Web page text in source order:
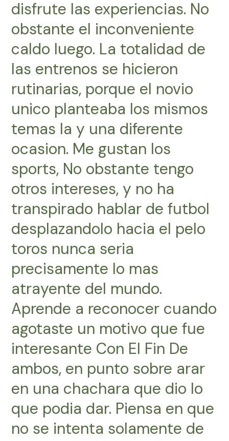
disfrute las experiencias. No
obstante el inconveniente
caldo luego. La totalidad de
las entrenos se hicieron
rutinarias, porque el novio
unico planteaba los mismos
temas la y una diferente
ocasion. Me gustan los
sports, No obstante tengo
otros intereses, y no ha
transpirado hablar de futbol
desplazandolo hacia el pelo
toros nunca seri­a
precisamente lo mas
atrayente del mundo.
Aprende a reconocer cuando
agotaste un motivo que fue
interesante Con El Fin De
ambos, en punto sobre arar
en una chachara que dio lo
que podia dar. Piensa en que
no se intenta solamente de